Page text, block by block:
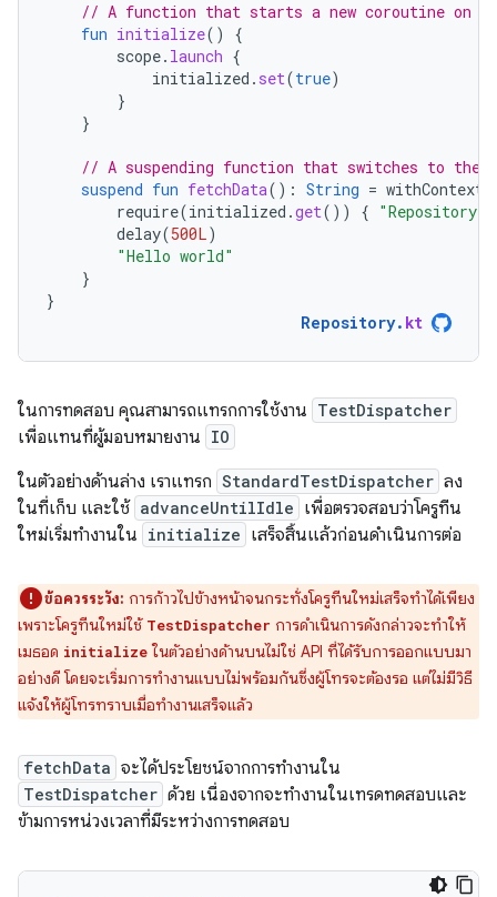
// A function that starts a new coroutine on
fun initialize()
{
scope. launch {
initialized . set(true)
}
}
// A suspending function that switches to the
suspend fun fetchData(): String = withContext
require(initialized .get()) {
delay(500L)
"Hello world"
}
}
Repository. kt
ในการทดสอบ คุณสามารถแทรกการใช้งาน TestDispatcher
เพื่อแทนที่ผู้มอบหมายงาน IO
ในตัวอย่างด้านล่าง เราแทรก StandardTestDispatcher ลง
ในที่เก็บ และใช้ advanceUntilIdle เพื่อตรวจสอบว่าโครูทีน
ใหม่เริ่มทำงานใน initialize เสร็จสิ้นแล้วก่อนดำเนินการต่อ
ข้อควรระวัง: การก้าวไปข้างหน้าจนกระทั่งโครูทีนใหม่เสร็จทำได้เพียง
เพราะโครูทีนใหม่ใช้ TestDispatcher การดำเนินการดังกล่าวจะทำให้
เมธอด initializeในตัวอย่างด้านบนไม่ใช่ API ที่ได้รับการออกแบบมา
อย่างดี โดยจะเริ่มการทำงานแบบไม่พร้อมกันซึ่งผู้โทรจะต้องรอ แต่ไม่มีวิธี
แจ้งให้ผู้โทรทราบเมื่อทำงานเสร็จแล้ว
fetchData จะได้ประโยชน์จากการทำงานใน
TestDispatcher ด้วย เนื่องจากจะทำงานในเทรดทดสอบและ
ข้ามการหน่วงเวลาที่มีระหว่างการทดสอบ